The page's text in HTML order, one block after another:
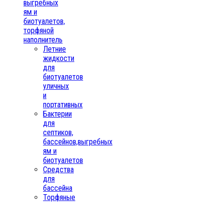
выгребных
ям и
биотуалетов,
торфяной
наполнитель
Летние
жидкости
для
биотуалетов
уличных
и
портативных
Бактерии
для
септиков,
бассейнов,выгребных
ям и
биотуалетов
Средства
для
бассейна
Торфяные